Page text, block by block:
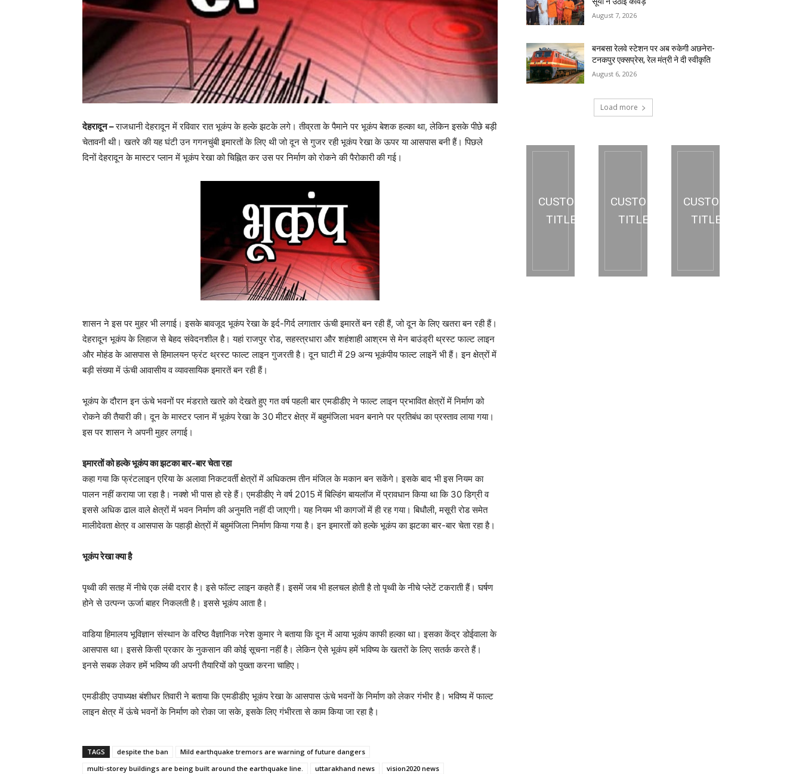
देहरादून –राजधानी देहरादून में रविवार रात भूकंप के हल्के झटके लगे। तीव्रता के पैमाने पर भूकंप बेशक हल्का था, लेकिन इसके पीछे बड़ी
चेतावनी थी। खतरे की यह घंटी उन गगनचुंबी इमारतों के लिए थी जो दून से गुजर रही भूकंप रेखा के ऊपर या आसपास बनी हैं। पिछले
दिनों देहरादून के मास्टर प्लान में भूकंप रेखा को चिह्नित कर उस पर निर्माण को रोकने की पैरोकारी की गई।
शासन ने इस पर मुहर भी लगाई। इसके बावजूद भूकंप रेखा के इर्द-गिर्द लगातार ऊंची इमारतें बन रही हैं, जो दून के लिए खतरा बन रही हैं।
देहरादून भूकंप के लिहाज से बेहद संवेदनशील है। यहां राजपुर रोड, सहस्त्रधारा और शहंशाही आश्रम से मेन बाउंड्री थ्रस्ट फाल्ट लाइन
और मोहंड के आसपास से हिमालयन फ्रंट थ्रस्ट फाल्ट लाइन गुजरती है। दून घाटी में 29 अन्य भूकंपीय फाल्ट लाइनें भी हैं। इन क्षेत्रों में
बड़ी संख्या में ऊंची आवासीय व व्यावसायिक इमारतें बन रही हैं।
भूकंप के दौरान इन ऊंचे भवनों पर मंडराते खतरे को देखते हुए गत वर्ष पहली बार एमडीडीए ने फाल्ट लाइन प्रभावित क्षेत्रों में निर्माण को
रोकने की तैयारी की। दून के मास्टर प्लान में भूकंप रेखा के 30 मीटर क्षेत्र में बहुमंजिला भवन बनाने पर प्रतिबंध का प्रस्ताव लाया गया।
इस पर शासन ने अपनी मुहर लगाई।
इमारतों को हल्के भूकंप का झटका बार-बार चेता रहा
कहा गया कि फ्रंटलाइन एरिया के अलावा निकटवर्ती क्षेत्रों में अधिकतम तीन मंजिल के मकान बन सकेंगे। इसके बाद भी इस नियम का
पालन नहीं कराया जा रहा है। नक्शे भी पास हो रहे हैं। एमडीडीए ने वर्ष 2015 में बिल्डिंग बायलॉज में प्रावधान किया था कि 30 डिग्री व
इससे अधिक ढाल वाले क्षेत्रों में भवन निर्माण की अनुमति नहीं दी जाएगी। यह नियम भी कागजों में ही रह गया। बिधौली, मसूरी रोड समेत
मालीदेवता क्षेत्र व आसपास के पहाड़ी क्षेत्रों में बहुमंजिला निर्माण किया गया है। इन इमारतों को हल्के भूकंप का झटका बार-बार चेता रहा है।
भूकंप रेखा क्या है
पृथ्वी की सतह में नीचे एक लंबी दरार है। इसे फॉल्ट लाइन कहते हैं। इसमें जब भी हलचल हाेती है तो पृथ्वी के नीचे प्लेटें टकराती हैं। घर्षण
होने से उत्पन्न ऊर्जा बाहर निकलती है। इससे भूकंप आता है।
वाडिया हिमालय भूविज्ञान संस्थान के वरिष्ठ वैज्ञानिक नरेश कुमार ने बताया कि दून में आया भूकंप काफी हल्का था। इसका केंद्र डोईवाला के
आसपास था। इससे किसी प्रकार के नुकसान की कोई सूचना नहीं है। लेकिन ऐसे भूकंप हमें भविष्य के खतरों के लिए सतर्क करते हैं।
इनसे सबक लेकर हमें भविष्य की अपनी तैयारियों को पुख्ता करना चाहिए।
एमडीडीए उपाध्यक्ष बंशीधर तिवारी ने बताया कि एमडीडीए भूकंप रेखा के आसपास ऊंचे भवनों के निर्माण को लेकर गंभीर है। भविष्य में फाल्ट
लाइन क्षेत्र में ऊंचे भवनों के निर्माण को रोका जा सके, इसके लिए गंभीरता से काम किया जा रहा है।
TAGS despite the ban
Mild earthquake tremors are warning of future dangers
multi-storey buildings are being built around the earthquake line.
uttarakhand news vision2020 news
August 7, 2026
बनबसा रेलवे स्टेशन पर अब रुकेगी अछनेरा-
टनकपुर एक्सप्रेस, रेल मंत्री ने दी स्वीकृति
August 6, 2026
Load more
CUSTOM
TITLE
CUSTOM
TITLE
CUSTOM
TITLE